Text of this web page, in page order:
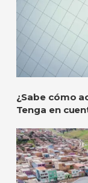
¿Sabe cómo
Tenga en